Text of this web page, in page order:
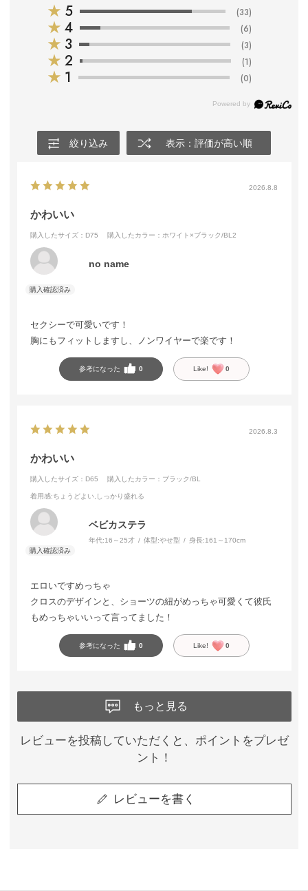
★ 5 (33)
★ 4 (6)
★ 3 (3)
★ 2 (1)
★ 1 (0)
絞り込み 表示：評価が高い順
2026.8.8
かわいい
購入したサイズ：D75 購入したカラー：ホワイト×ブラック/BL2
no name
セクシーで可愛いです！
胸にもフィットしますし、ノンワイヤーで楽です！
参考になった 0 Like! 0
2026.8.3
かわいい
購入したサイズ：D65 購入したカラー：ブラック/BL
着用感:ちょうどよい,しっかり盛れる
ベビカステラ
年代:16～25才 体型:やせ型 身長:161～170cm
エロいですめっちゃ
クロスのデザインと、ショーツの紐がめっちゃ可愛くて彼氏
もめっちゃいいって言ってました！
参考になった 0 Like! 0
もっと見る
レビューを投稿していただくと、ポイントをプレゼ
ント！
レビューを書く